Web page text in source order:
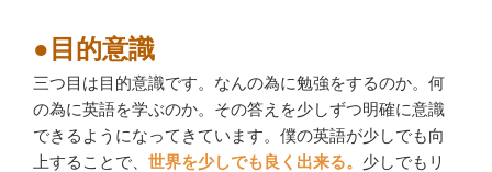
●目的意識
三つ目は目的意識です。なんの為に勉強をするのか。何
の為に英語を学ぶのか。その答えを少しずつ明確に意識
できるようになってきています。僕の英語が少しでも向
上することで、 世界を少しでも良く出来る。 少しでもリ